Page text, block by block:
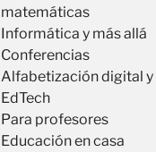
matemáticas
Informática y más allá
Conferencias
Alfabetización digital y
EdTech
Para profesores
Educación en casa